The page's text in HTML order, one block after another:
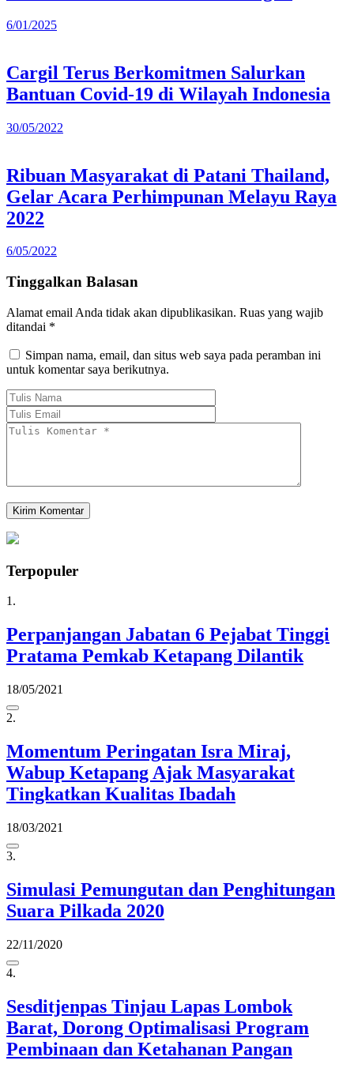
6/01/2025
Cargil Terus Berkomitmen Salurkan
Bantuan Covid-19 di Wilayah Indonesia
30/05/2022
Ribuan Masyarakat di Patani Thailand,
Gelar Acara Perhimpunan Melayu Raya
2022
6/05/2022
Tinggalkan Balasan
Alamat email Anda tidak akan dipublikasikan. Ruas yang wajib
ditandai *
Simpan nama, email, dan situs web saya pada peramban ini
untuk komentar saya berikutnya.
Terpopuler
1.
Perpanjangan Jabatan 6 Pejabat Tinggi
Pratama Pemkab Ketapang Dilantik
18/05/2021
2.
Momentum Peringatan Isra Miraj,
Wabup Ketapang Ajak Masyarakat
Tingkatkan Kualitas Ibadah
18/03/2021
3.
Simulasi Pemungutan dan Penghitungan
Suara Pilkada 2020
22/11/2020
4.
Sesditjenpas Tinjau Lapas Lombok
Barat, Dorong Optimalisasi Program
Pembinaan dan Ketahanan Pangan